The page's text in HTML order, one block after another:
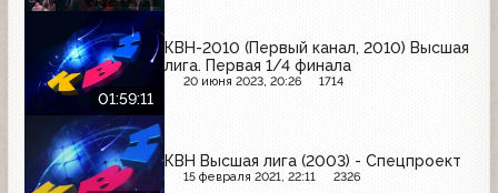
01:59:11
КВН-2010 (Первый канал, 2010) Высшая
лига. Первая 1/4 финала
20 июня 2023, 20:26 1714
КВН Высшая лига (2003) - Спецпроект
15 февраля 2021, 22:11 2326